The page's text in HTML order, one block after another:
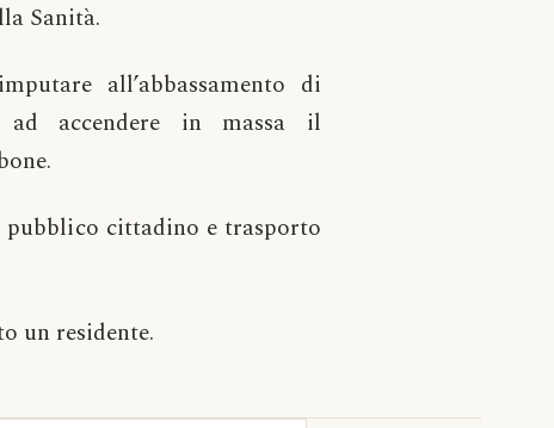
Sanità.
all’abbassamento di
accendere in massa il
pubblico cittadino e trasporto
un residente.